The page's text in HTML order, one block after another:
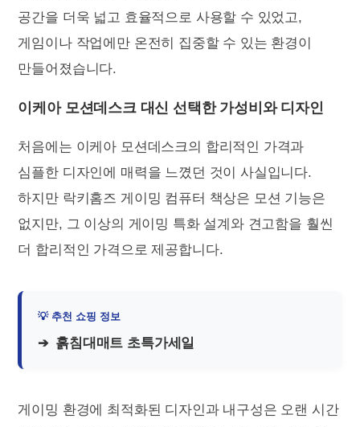
공간을 더욱 넓고 효율적으로 사용할 수 있었고,
게임이나 작업에만 온전히 집중할 수 있는 환경이
만들어졌습니다.
이케아 모션데스크 대신 선택한 가성비와 디자인
처음에는 이케아 모션데스크의 합리적인 가격과
심플한 디자인에 매력을 느꼈던 것이 사실입니다.
하지만 락키홈즈 게이밍 컴퓨터 책상은 모션 기능은
없지만, 그 이상의 게이밍 특화 설계와 견고함을 훨씬
더 합리적인 가격으로 제공합니다.
흙침대매트 초특가세일
게이밍 환경에 최적화된 디자인과 내구성은 오랜 시간